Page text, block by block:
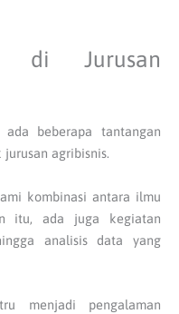
di Jurusan
beberapa tantangan
agribisnis.
kombinasi antara ilmu
itu, ada juga kegiatan
analisis data yang
menjadi pengalaman